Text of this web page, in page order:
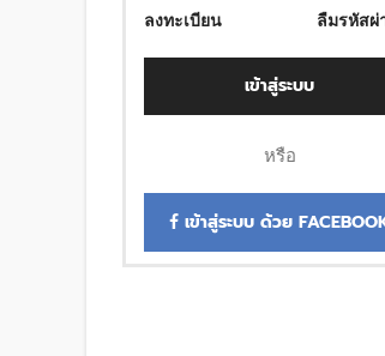
ลงทะเบียน ลืมรหัสผ่
เข้าสู่ระบบ
หรือ
เข้าสู่ระบบ ด้วย